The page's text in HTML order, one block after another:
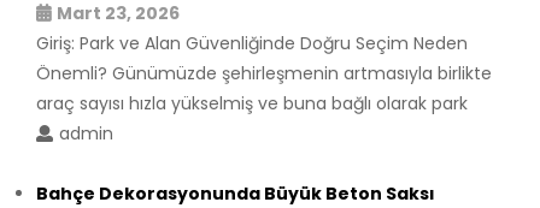
Mart 23, 2026
Giriş: Park ve Alan Güvenliğinde Doğru Seçim Neden
Önemli? Günümüzde şehirleşmenin artmasıyla birlikte
araç sayısı hızla yükselmiş ve buna bağlı olarak park
admin
Bahçe Dekorasyonunda Büyük Beton Saksı